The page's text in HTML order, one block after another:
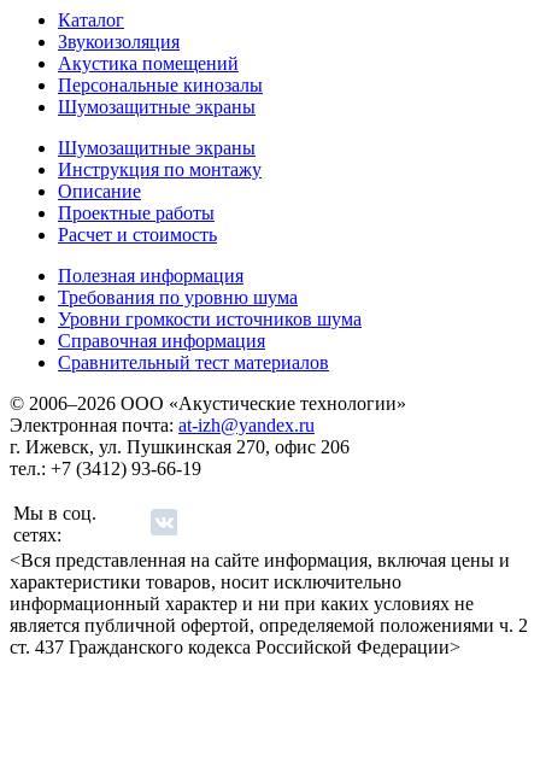
Каталог
Звукоизоляция
Акустика помещений
Персональные кинозалы
Шумозащитные экраны
Шумозащитные экраны
Инструкция по монтажу
Описание
Проектные работы
Расчет и стоимость
Полезная информация
Требования по уровню шума
Уровни громкости источников шума
Справочная информация
Сравнительный тест материалов
© 2006–2026 ООО «Акустические технологии»
Электронная почта: at-izh@yandex.ru
г. Ижевск, ул. Пушкинская 270, офис 206
тел.: +7 (3412) 93-66-19
Мы в соц.
сетях:
<Вся представленная на сайте информация, включая цены и
характеристики товаров, носит исключительно
информационный характер и ни при каких условиях не
является публичной офертой, определяемой положениями ч. 2
ст. 437 Гражданского кодекса Российской Федерации>